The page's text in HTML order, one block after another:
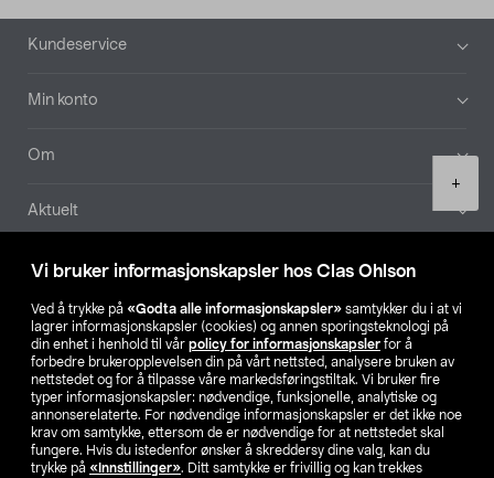
Vi bruker informasjonskapsler hos Clas Ohlson
Ved å trykke på «Godta alle informasjonskapsler» samtykker du i at vi
lagrer informasjonskapsler (cookies) og annen sporingsteknologi på
din enhet i henhold til vår policy for informasjonskapsler for å
forbedre brukeropplevelsen din på vårt nettsted, analysere bruken av
nettstedet og for å tilpasse våre markedsføringstiltak. Vi bruker fire
typer informasjonskapsler: nødvendige, funksjonelle, analytiske og
annonserelaterte. For nødvendige informasjonskapsler er det ikke noe
krav om samtykke, ettersom de er nødvendige for at nettstedet skal
fungere. Hvis du istedenfor ønsker å skreddersy dine valg, kan du
trykke på «Innstillinger». Ditt samtykke er frivillig og kan trekkes
+
Bunntekst
Kundeservice
Min konto
Om
Aktuelt
Våre selskaper
Finn din butikk
SE NO FI